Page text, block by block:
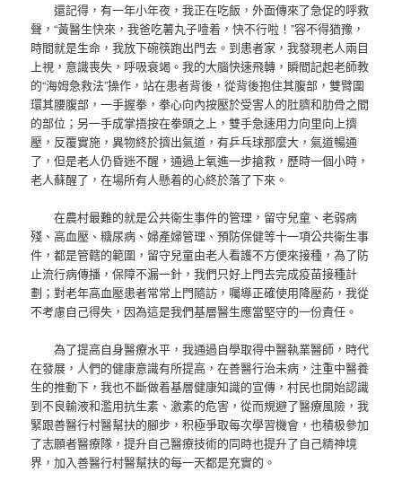
還記得，有一年小年夜，我正在吃飯，外面傳來了急促的呼救
聲，“黃醫生快來，我爸吃薯丸子噎着，快不行啦！”容不得猶豫，
時間就是生命，我放下碗筷跑出門去。到患者家，我發現老人兩目
上視，意識喪失，呼吸衰竭。我的大腦快速飛轉，瞬間記起老師教
的“海姆急救法”操作，站在患者背後，從背後抱住其腹部，雙臂圍
環其腰腹部，一手握拳，拳心向內按壓於受害人的肚臍和肋骨之間
的部位；另一手成掌捂按在拳頭之上，雙手急速用力向里向上擠
壓，反覆實施，異物終於擠出氣道，有乒乓球那麼大，氣道暢通
了，但是老人仍昏迷不醒，通過上氧進一步搶救，歷時一個小時，
老人蘇醒了，在場所有人懸着的心終於落了下來。
在農村最難的就是公共衛生事件的管理，留守兒童、老弱病
殘、高血壓、糖尿病、婦產婦管理、預防保健等十一項公共衛生事
件，都是管轄的範圍，留守兒童由老人看護不方便來接種，為了防
止流行病傳播，保障不漏一針，我們只好上門去完成疫苗接種計
劃；對老年高血壓患者常常上門隨訪，囑導正確使用降壓葯，我從
不考慮自己得失，因為這是我們基層醫生應當堅守的一份責任。
為了提高自身醫療水平，我通過自學取得中醫執業醫師，時代
在發展，人們的健康意識有所提高，在善醫行治未病，注重中醫養
生的推動下，我也不斷做着基層健康知識的宣傳，村民也開始認識
到不良輸液和濫用抗生素、激素的危害，從而規避了醫療風險，我
緊跟善醫行村醫幫扶的腳步，积極爭取每次學習機會，也積极參加
了志願者醫療隊，提升自己醫療技術的同時也提升了自己精神境
界，加入善醫行村醫幫扶的每一天都是充實的。